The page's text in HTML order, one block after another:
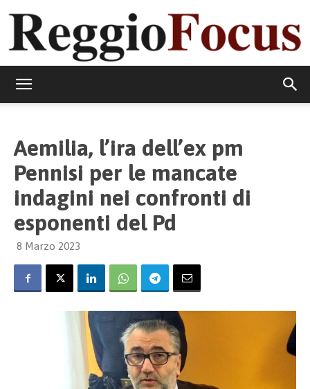
Aemilia, l’ira dell’ex pm
Pennisi per le mancate
indagini nei confronti di
esponenti del Pd
8 Marzo 2023